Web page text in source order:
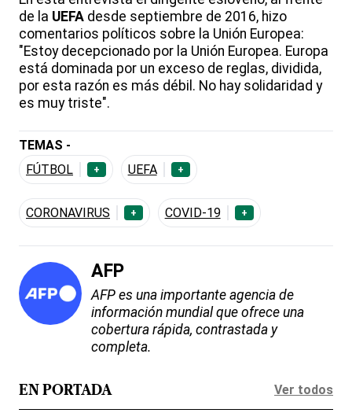
de la UEFA desde septiembre de 2016, hizo
comentarios políticos sobre la Unión Europea:
"Estoy decepcionado por la Unión Europea. Europa
está dominada por un exceso de reglas, dividida,
por esta razón es más débil. No hay solidaridad y
es muy triste".
TEMAS -
FÚTBOL
+ UEFA +
CORONAVIRUS + COVID-19 +
AFP
AFP es una importante agencia de
información mundial que ofrece una
cobertura rápida, contrastada y
completa.
EN PORTADA Ver todos